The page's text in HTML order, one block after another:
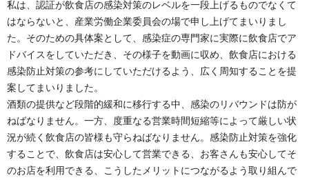
私は、認証が飲食店の感染対策のレベルを一段上げるものでなくて
はならないと、産業労働企業委員会の場で申し上げてまいりまし
た。そのための具体案として、感染症の専門家に実際に飲食店でア
ドバイスをしていただき、その様子を動画に収め、飲食店における
感染防止対策の参考にしていただけるよう、広く周知することを提
案してまいりました。
酒類の提供など段階的緩和に移行する中、感染のリバウンドは防が
ねばなりません。一方、度重なる営業時間短縮等によって厳しい状
況が続く飲食店の皆様も守らねばなりません。感染防止対策を強化
することで、飲食店は安心して営業できる、お客さんも安心してそ
のお店を利用できる、こうしたメリットにつながるよう取り組んで